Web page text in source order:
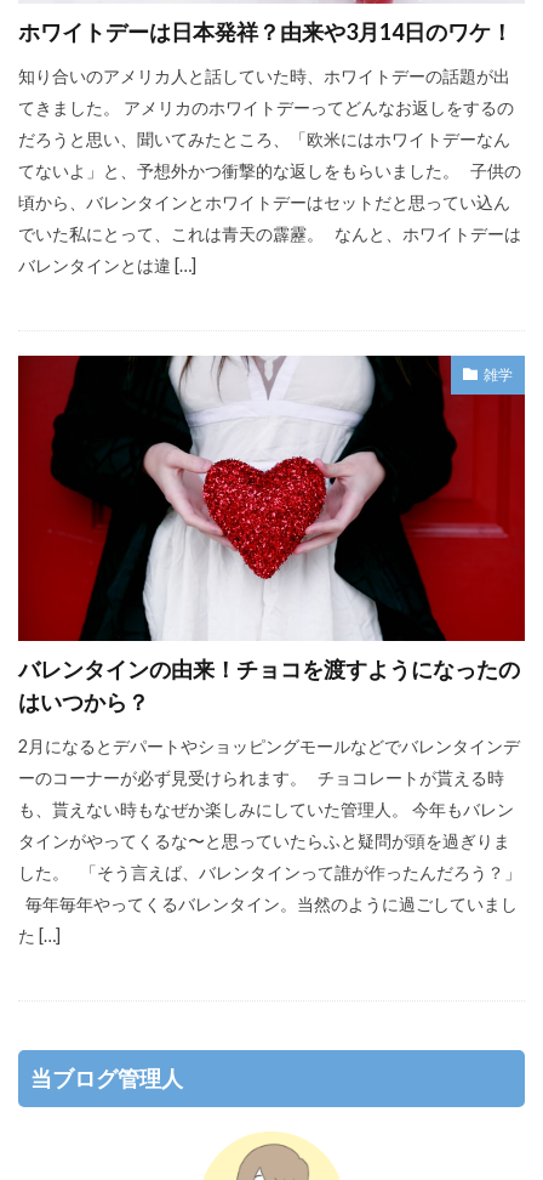
ホワイトデーは日本発祥？由来や3月14日のワケ！
知り合いのアメリカ人と話していた時、ホワイトデーの話題が出
てきました。 アメリカのホワイトデーってどんなお返しをするの
だろうと思い、聞いてみたところ、「欧米にはホワイトデーなん
てないよ」と、予想外かつ衝撃的な返しをもらいました。 子供の
頃から、バレンタインとホワイトデーはセットだと思ってい込ん
でいた私にとって、これは青天の霹靂。 なんと、ホワイトデーは
バレンタインとは違 […]
雑学
バレンタインの由来！チョコを渡すようになったの
はいつから？
2月になるとデパートやショッピングモールなどでバレンタインデ
ーのコーナーが必ず見受けられます。 チョコレートが貰える時
も、貰えない時もなぜか楽しみにしていた管理人。 今年もバレン
タインがやってくるな〜と思っていたらふと疑問が頭を過ぎりま
した。 「そう言えば、バレンタインって誰が作ったんだろう？」
毎年毎年やってくるバレンタイン。当然のように過ごしていまし
た […]
当ブログ管理人